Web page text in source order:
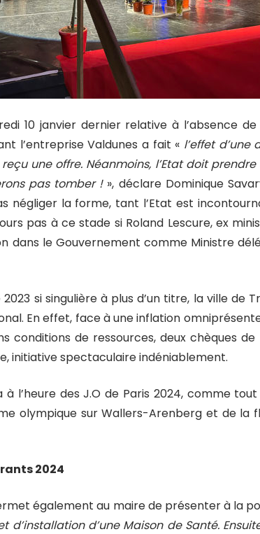
10 janvier dernier relative à l’absence
l’entreprise Valdunes a fait « l’effet d’une
une offre. Néanmoins, l’Etat doit
pas tomber ! », déclare Dominique
négliger la forme, tant l’Etat est
pas à ce stade si Roland Lescure, ex
dans le Gouvernement comme Ministre
si singulière à plus d’un titre, la ville de
En effet, face à une inflation
conditions de ressources, deux chèques
initiative spectaculaire indéniablement.
à l’heure des J.O de Paris 2024, comme
olympique sur Wallers-Arenberg et de la
2024
également au maire de présenter à la
d’installation d’une Maison de Santé.